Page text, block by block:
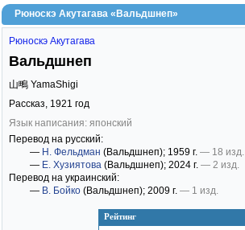
Рюноскэ Акутагава «Вальдшнеп»
Рейтинг
Рюноскэ Акутагава
Вальдшнеп
山鴫 YamaShigi
Рассказ, 1921 год
Язык написания: японский
Перевод на русский:
— Н. Фельдман (Вальдшнеп); 1959 г. — 18 изд.
— Е. Хузиятова (Вальдшнеп); 2024 г. — 2 изд.
Перевод на украинский:
— В. Бойко (Вальдшнеп); 2009 г. — 1 изд.